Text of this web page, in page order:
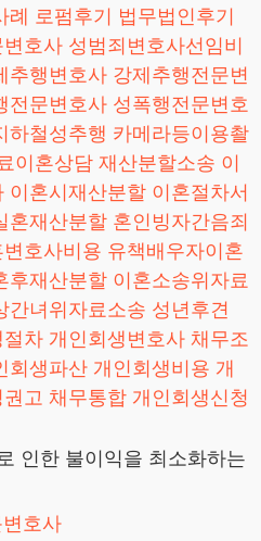
례 로펌후기
법무법인후기
변호사 성범죄변호사선임비
추행변호사 강제추행전문변
전문변호사 성폭행전문변호
하철성추행 카메라등이용촬
이혼상담 재산분할소송 이
이혼시재산분할 이혼절차서
혼재산분할 혼인빙자간음죄
변호사비용 유책배우자이혼
후재산분할 이혼소송위자료
간녀위자료소송 성년후견
절차 개인회생변호사 채무조
회생파산 개인회생비용 개
고 채무통합 개인회생신청
인한 불이익을 최소화하는
호사